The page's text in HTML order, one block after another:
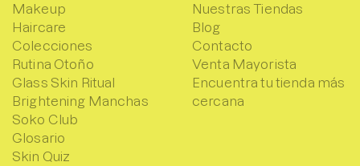
Makeup
Haircare
Colecciones
Rutina Otoño
Glass Skin Ritual
Brightening Manchas
Soko Club
Glosario
Skin Quiz
Nuestras Tiendas
Blog
Contacto
Venta Mayorista
Encuentra tu tienda más
cercana